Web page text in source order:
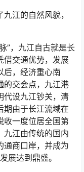
江的自然风貌，
，九江自古就是长
借交通优势，发展
后，经济重心南
的交会点，九江港
代设九江钞关，清
期由于长江流域在
收一度位居全国第
九江由传统的国内
通商口岸，并成为
展达到鼎盛。